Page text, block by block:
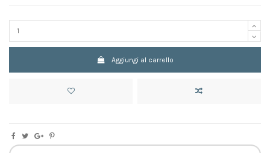
Aggiungi al carrello